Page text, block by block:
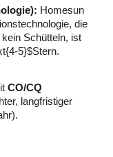
Homesun
die
kein Schütteln, ist
5}$Stern.
CO/CQ
langfristiger